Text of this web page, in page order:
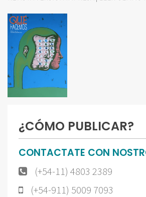
¿CÓMO PUBLICAR?
CONTACTATE CON
(+54-11) 4803 2389
(+54-911) 5009 7093